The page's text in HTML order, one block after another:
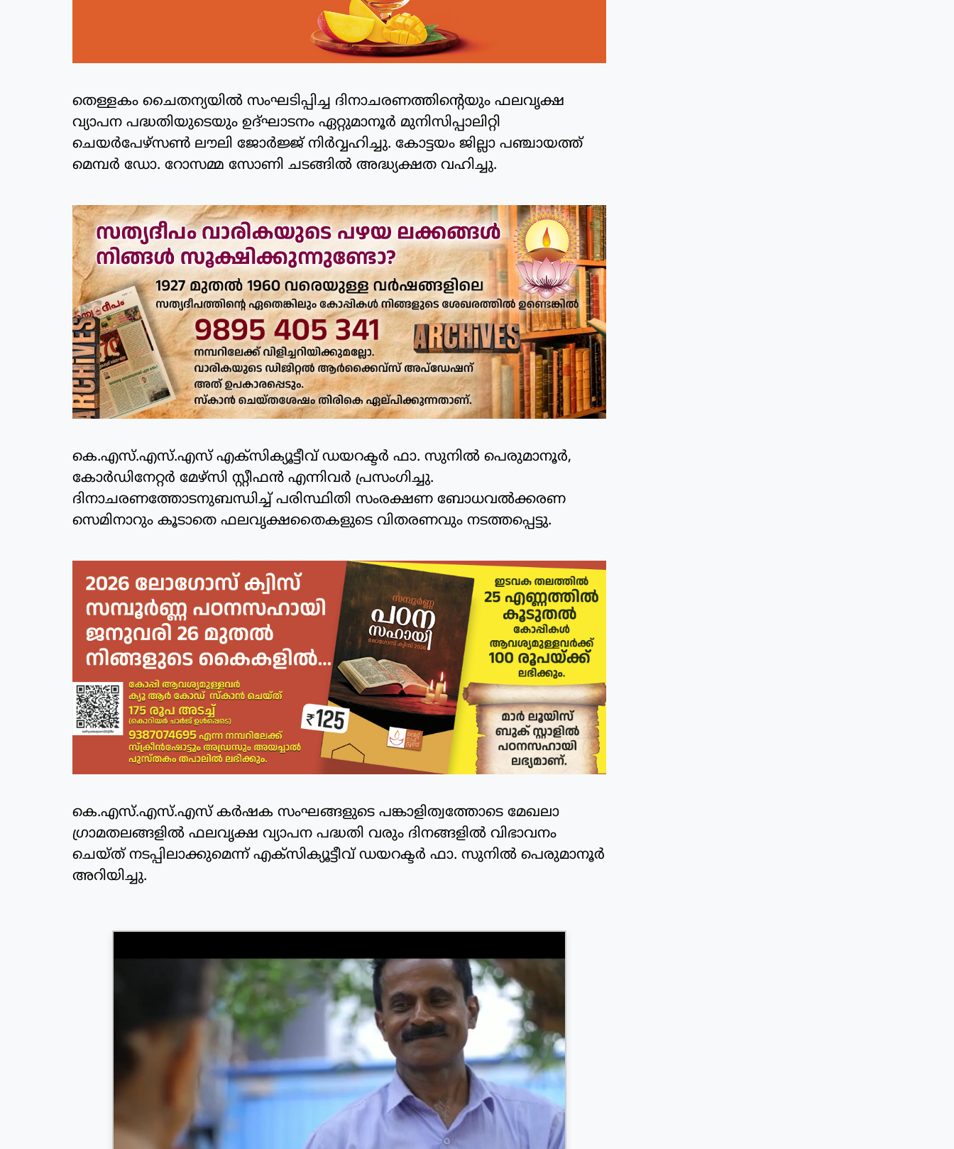
തെള്ളകം ചൈതന്യയില്‍ സംഘടിപ്പിച്ച ദിനാചരണത്തിന്റെയും ഫലവൃക്ഷ
വ്യാപന പദ്ധതിയുടെയും ഉദ്ഘാടനം ഏറ്റുമാനൂര്‍ മുനിസിപ്പാലിറ്റി
ചെയര്‍പേഴ്‌സണ്‍ ലൗലി ജോര്‍ജ്ജ് നിര്‍വ്വഹിച്ചു. കോട്ടയം ജില്ലാ പഞ്ചായത്ത്
മെമ്പര്‍ ഡോ. റോസമ്മ സോണി ചടങ്ങില്‍ അദ്ധ്യക്ഷത വഹിച്ചു.
കെ.എസ്.എസ്.എസ് എക്‌സിക്യൂട്ടീവ് ഡയറക്ടര്‍ ഫാ. സുനില്‍ പെരുമാനൂര്‍,
കോര്‍ഡിനേറ്റര്‍ മേഴ്‌സി സ്റ്റീഫന്‍ എന്നിവര്‍ പ്രസംഗിച്ചു.
ദിനാചരണത്തോടനുബന്ധിച്ച് പരിസ്ഥിതി സംരക്ഷണ ബോധവല്‍ക്കരണ
സെമിനാറും കൂടാതെ ഫലവൃക്ഷതൈകളുടെ വിതരണവും നടത്തപ്പെട്ടു.
കെ.എസ്.എസ്.എസ് കര്‍ഷക സംഘങ്ങളുടെ പങ്കാളിത്വത്തോടെ മേഖലാ
ഗ്രാമതലങ്ങളില്‍ ഫലവൃക്ഷ വ്യാപന പദ്ധതി വരും ദിനങ്ങളില്‍ വിഭാവനം
ചെയ്ത് നടപ്പിലാക്കുമെന്ന് എക്‌സിക്യൂട്ടീവ് ഡയറക്ടര്‍ ഫാ. സുനില്‍ പെരുമാനൂര്‍
അറിയിച്ചു.